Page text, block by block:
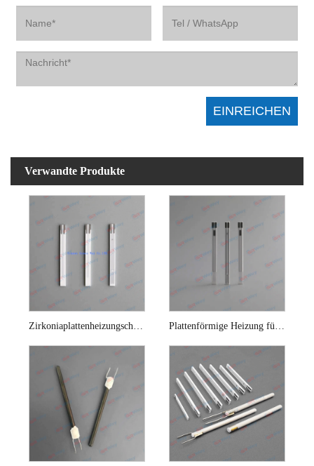
Verwandte Produkte
Zirkoniaplattenheizungschip für Sauerstoffsensor Plattenförmige Heizung für Lambdasonde